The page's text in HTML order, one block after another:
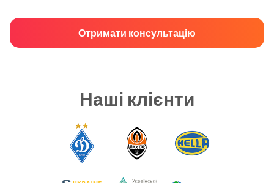
Отримати консультацію
Наші клієнти